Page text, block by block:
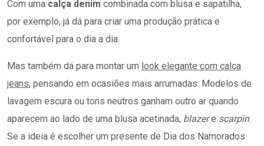
Com uma calça denim combinada com blusa e sapatilha,
por exemplo, já dá para criar uma produção prática e
confortável para o dia a dia.
Mas também dá para montar um look elegante com calça
jeans, pensando em ocasiões mais arrumadas. Modelos de
lavagem escura ou tons neutros ganham outro ar quando
aparecem ao lado de uma blusa acetinada, blazere scarpin.
Se a ideia é escolher um presente de Dia dos Namorados